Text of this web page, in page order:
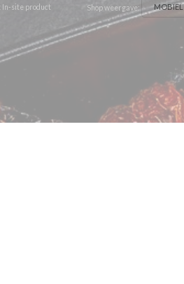
In-site product Shop weergave: MOBIEL